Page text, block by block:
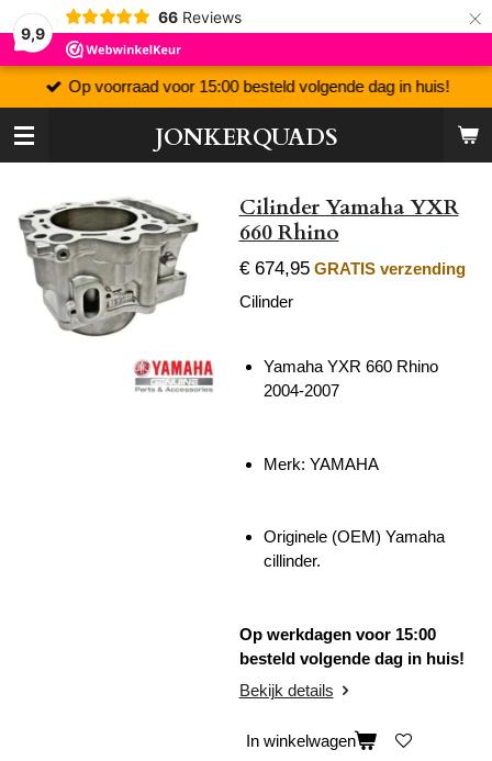
9,9
66 Reviews ×
JONKERQUADS
Op voorraad voor 15:00 besteld volgende dag in huis!
Cilinder Yamaha YXR
660 Rhino
€ 674,95 GRATIS verzending
Cilinder
Yamaha YXR 660 Rhino
2004-2007
Merk: YAMAHA
Originele (OEM) Yamaha
cillinder.
Op werkdagen voor 15:00
besteld volgende dag in huis!
Bekijk details
In winkelwagen